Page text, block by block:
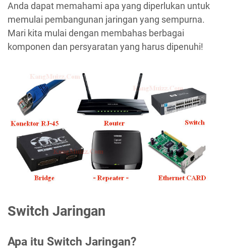
Anda dapat memahami apa yang diperlukan untuk
memulai pembangunan jaringan yang sempurna.
Mari kita mulai dengan membahas berbagai
komponen dan persyaratan yang harus dipenuhi!
Switch Jaringan
Apa itu Switch Jaringan?